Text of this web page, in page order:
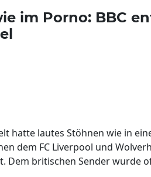
im Porno: BBC
hatte lautes Stöhnen wie in
dem FC Liverpool und
Dem britischen Sender wurde